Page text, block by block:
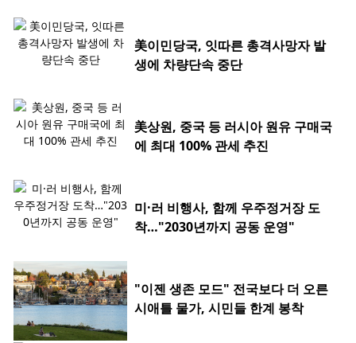
美이민당국, 잇따른 총격사망자 발
생에 차량단속 중단
美상원, 중국 등 러시아 원유 구매국
에 최대 100% 관세 추진
미·러 비행사, 함께 우주정거장 도
착…"2030년까지 공동 운영"
"이젠 생존 모드" 전국보다 더 오른
시애틀 물가, 시민들 한계 봉착